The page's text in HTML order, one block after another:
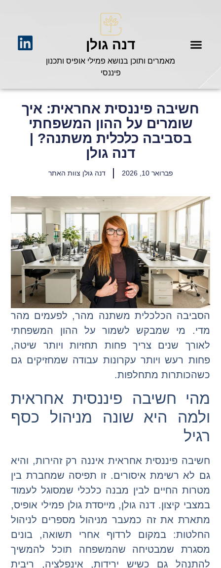
דנה גולן
מאמרים ותוכן בנושא פמילי אופיס ותכנון
פיננסי
חשיבה פיננסית אחראית: איך
שומרים על ההון המשפחתי
בסביבה כלכלית משתנה? |
דנה גולן
פברואר 10, 2026 דנה גולן צוות האתר
הסביבה הכלכלית משתנה מהר, לפעמים מהר
מדי. מי שמבקש לשמור על ההון המשפחתי
לאורך שנים צריך פחות תחזיות ויותר שיטה,
פחות רעש ויותר עקרונות עבודה שמחזיקים גם
כשהכותרות מתחלפות.
מהי חשיבה פיננסית אחראית
ולמה היא שונה מניהול כסף
רגיל
חשיבה פיננסית אחראית איננה רק זהירות, והיא
גם לא רשימת איסורים. זו תפיסה שמחברת בין
מטרות החיים לבין מבנה כלכלי שמסוגל לעמוד
במצבי קיצון. דנה גולן, מייסדת גולן פמילי אופיס,
מתארת את זה כמעבר מניהול מספרים לניהול
החלטות: במקום לרדוף אחרי תשואה, בונים
מסגרת שמבטיחה שהמשפחה תוכל להמשיך
להתנהל גם כשיש ירידות, אינפלציה, ריבית